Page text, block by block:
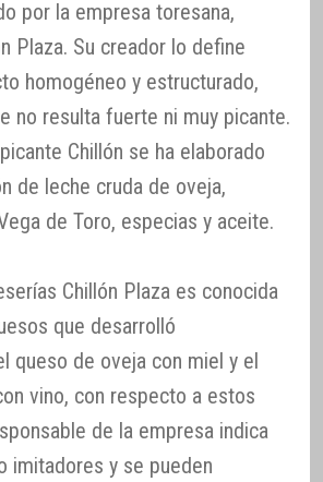
por la empresa toresana,
Plaza. Su creador lo define
homogéneo y estructurado,
no resulta fuerte ni muy picante.
Chillón se ha elaborado
de leche cruda de oveja,
de Toro, especias y aceite.
Chillón Plaza es conocida
que desarrolló
queso de oveja con miel y el
vino, con respecto a estos
de la empresa indica
imitadores y se pueden